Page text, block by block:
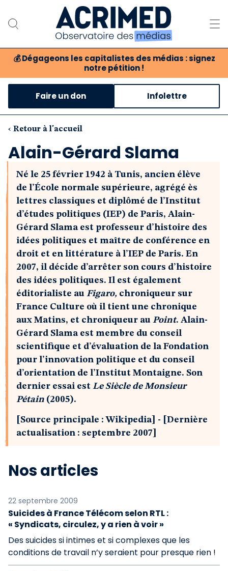
💰 Dégageons les capitalistes des médias : signez
notre pétition !
Notre association
Notre critique des médias
Nos propositions
Notre revue
Boutique
Faire un don Infolettre
‹ Retour à l'accueil
Alain-Gérard Slama
Né le 25 février 1942 à Tunis, ancien élève
de l’École normale supérieure, agrégé ès
lettres classiques et diplômé de l’Institut
d’études politiques (IEP) de Paris, Alain-
Gérard Slama est professeur d’histoire des
idées politiques et maître de conférence en
droit et en littérature à l’IEP de Paris. En
2007, il décide d’arrêter son cours d’histoire
des idées politiques. Il est également
éditorialiste au Figaro, chroniqueur sur
France Culture où il tient une chronique
aux Matins, et chroniqueur au Point. Alain-
Gérard Slama est membre du conseil
scientifique et d’évaluation de la Fondation
pour l’innovation politique et du conseil
d’orientation de l’Institut Montaigne. Son
dernier essai est Le Siècle de Monsieur
Pétain (2005).
[Source principale : Wikipedia] - [Dernière
actualisation : septembre 2007]
Nos articles
22 septembre 2009
Suicides à France Télécom selon RTL :
« Syndicats, circulez, y a rien à voir »
Des suicides si intimes et si complexes que les
conditions de travail n’y seraient pour presque rien !